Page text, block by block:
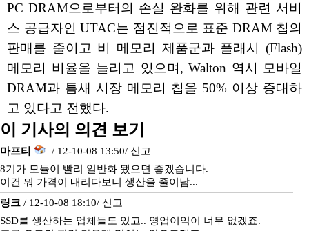
PC DRAM으로부터의 손실 완화를 위해 관련 서비
스 공급자인 UTAC는 점진적으로 표준 DRAM 칩의
판매를 줄이고 비 메모리 제품군과 플래시 (Flash)
메모리 비율을 늘리고 있으며, Walton 역시 모바일
DRAM과 틈새 시장 메모리 칩을 50% 이상 증대하
고 있다고 전했다.
이 기사의 의견 보기
마프티 / 12-10-08 13:50/ 신고
8기가 모듈이 빨리 일반화 됐으면 좋겠습니다.
이건 뭐 가격이 내리다보니 생산을 줄이남...
링크 / 12-10-08 18:10/ 신고
SSD를 생산하는 업체들도 있고.. 영업이익이 너무 없겠죠.